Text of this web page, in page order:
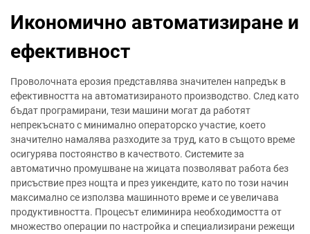
Икономично автоматизиране и
ефективност
Проволочната ерозия представлява значителен напредък в
ефективността на автоматизираното производство. След като
бъдат програмирани, тези машини могат да работят
непрекъснато с минимално операторско участие, което
значително намалява разходите за труд, като в същото време
осигурява постоянство в качеството. Системите за
автоматично промушване на жицата позволяват работа без
присъствие през нощта и през уикендите, като по този начин
максимално се използва машинното време и се увеличава
продуктивността. Процесът елиминира необходимостта от
множество операции по настройка и специализирани режещи